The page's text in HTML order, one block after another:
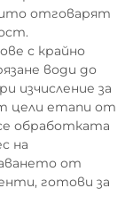
отговарят
с крайно
води до
изчисление за
цели етапи от
обработката
на
от
готови за